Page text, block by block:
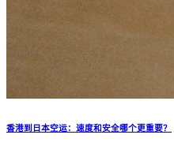
香港到日本空运：速度和安全哪个更重要？